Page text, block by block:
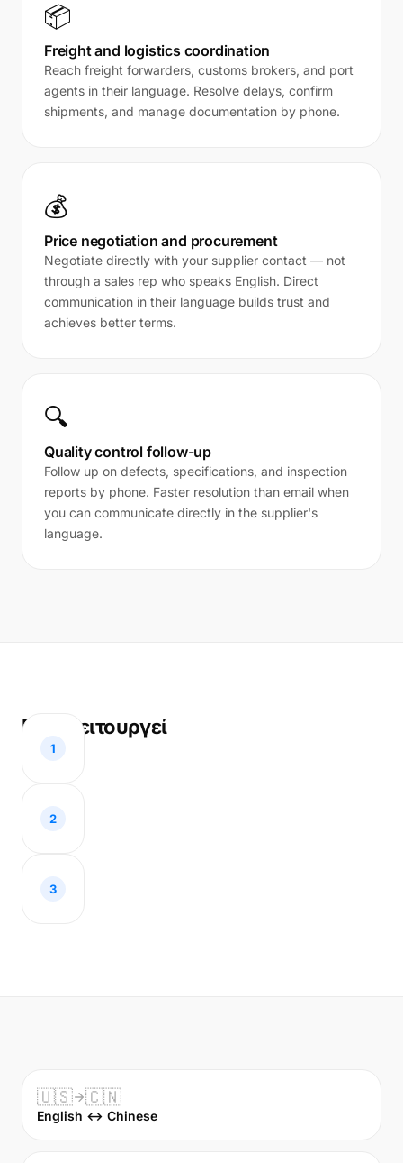
📦
Freight and logistics coordination
Reach freight forwarders, customs brokers, and port
agents in their language. Resolve delays, confirm
shipments, and manage documentation by phone.
💰
Price negotiation and procurement
Negotiate directly with your supplier contact — not
through a sales rep who speaks English. Direct
communication in their language builds trust and
achieves better terms.
🔍
Quality control follow-up
Follow up on defects, specifications, and inspection
reports by phone. Faster resolution than email when
you can communicate directly in the supplier's
language.
Πώς λειτουργεί
1
2
3
🇺🇸 🇨🇳
English ↔ Chinese